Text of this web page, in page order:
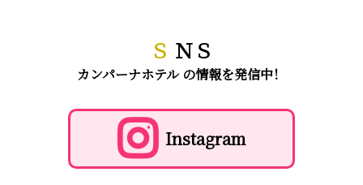
Ｓ ＮＳ
カンパーナホテル の情報を発信中！
Instagram